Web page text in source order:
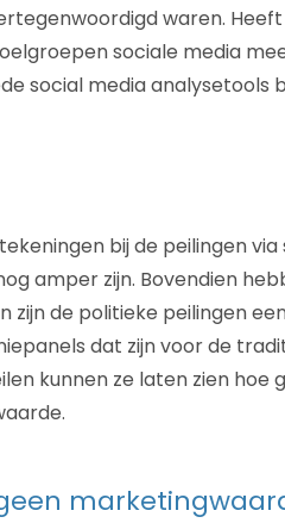
waren.
sociale media
social media analysetools
bij de peilingen via
amper zijn. Bovendien
de politieke peilingen
dat zijn voor de
kunnen ze laten zien hoe